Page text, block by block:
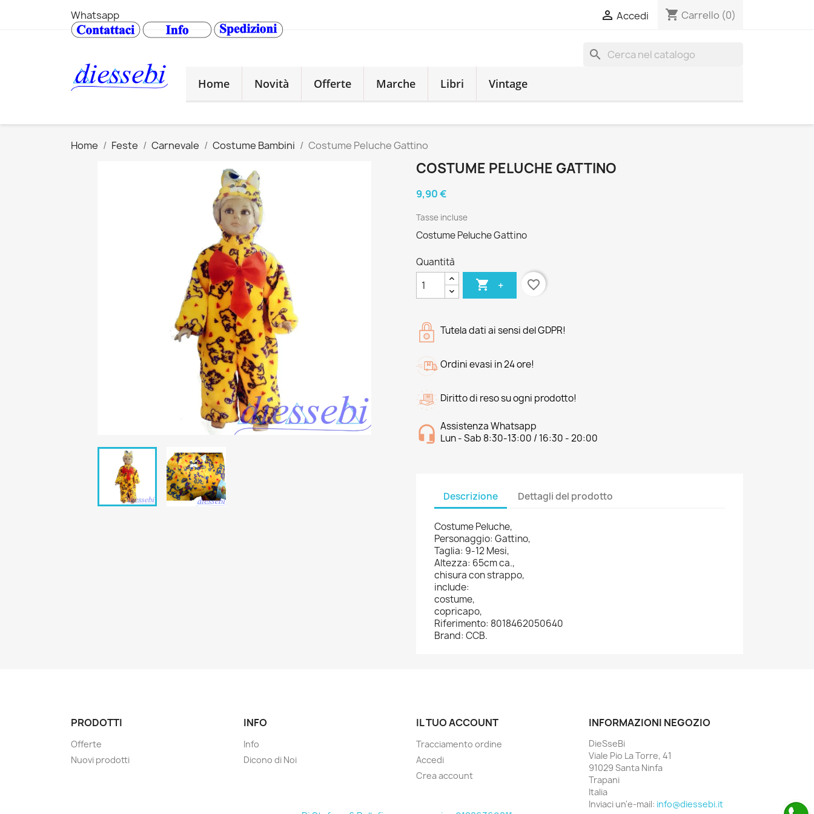
Whatsapp  Accedi shopping_cart Carrello (0)
search
Home
Novità Offerte Marche Libri Vintage
Home Feste Carnevale Costume Bambini Costume Peluche Gattino
COSTUME PELUCHE GATTINO
9,90 €
Tasse incluse
Costume Peluche Gattino
Quantità
 + favorite_border
Tutela dati ai sensi del GDPR!
Ordini evasi in 24 ore!
Diritto di reso su ogni prodotto!
Assistenza Whatsapp
Lun - Sab 8:30-13:00 / 16:30 - 20:00
Descrizione Dettagli del prodotto
Costume Peluche,
Personaggio: Gattino,
Taglia: 9-12 Mesi,
Altezza: 65cm ca.,
chisura con strappo,
include:
costume,
copricapo,
Riferimento: 8018462050640
Brand: CCB.
PRODOTTI
Offerte
Nuovi prodotti
INFO
Info
Dicono di Noi
IL TUO ACCOUNT
Tracciamento ordine
Accedi
Crea account
INFORMAZIONI NEGOZIO
DieSseBi
Viale Pio La Torre, 41
91029 Santa Ninfa
Trapani
Italia
Inviaci un'e-mail: info@diessebi.it